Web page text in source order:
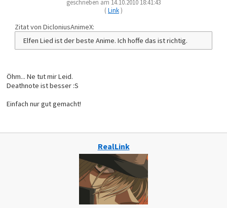
geschrieben am 14.10.2010 18:41:43
(Link)
Zitat von DicloniusAnimeX:
Elfen Lied ist der beste Anime. Ich hoffe das ist richtig.
Öhm... Ne tut mir Leid.
Deathnote ist besser :S
Einfach nur gut gemacht!
RealLink